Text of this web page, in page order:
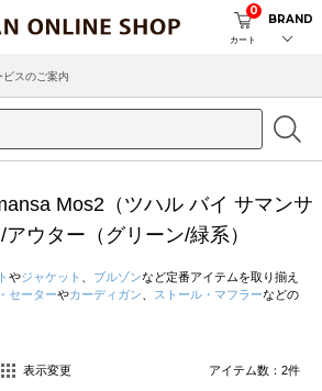
カート
0
BRAND
スのご案内
Mos2（ツハル バイ サマンサ
ウター（グリーン/緑系）
やジャケット ブルゾンなど定番アイテムを取り揃え
セーターやカーディガン ストール・マフラーなどの
表示変更 アイテム数： 2件